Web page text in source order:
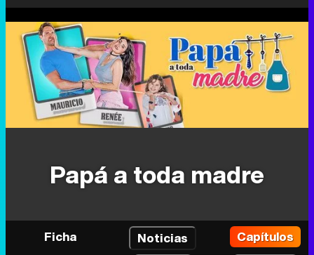
Papá a toda madre
Ficha Noticias
Capítulos